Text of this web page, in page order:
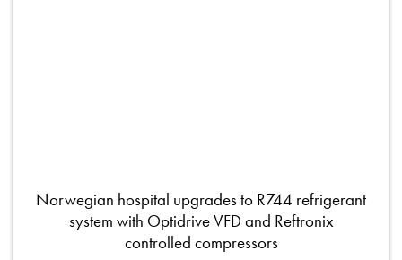
Norwegian hospital upgrades to R744 refrigerant
system with Optidrive VFD and Reftronix
controlled compressors